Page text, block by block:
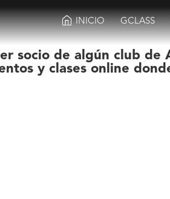
INICIO GCLASS
socio de algún club de
y clases online